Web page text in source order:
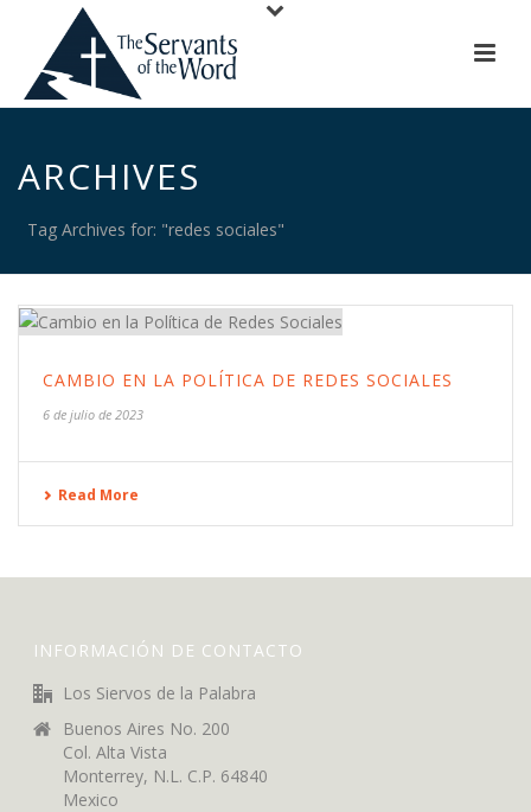
ARCHIVES
Tag Archives for: "redes sociales"
CAMBIO EN LA POLÍTICA DE REDES SOCIALES
6 de julio de 2023
Read More
INFORMACIÓN DE CONTACTO
Los Siervos de la Palabra
Buenos Aires No. 200
Col. Alta Vista
Monterrey, N.L. C.P. 64840
Mexico